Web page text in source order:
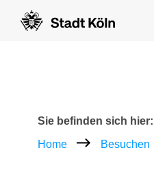
Breadcrumb
Sie befinden sich hier:
Home
Besuchen